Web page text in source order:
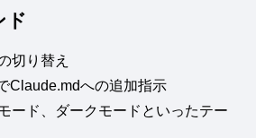
ド
切り替え
Claude.mdへの追加指示
ード、ダークモードといったテー